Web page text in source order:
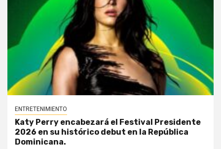
ENTRETENIMIENTO
Katy Perry encabezará el Festival Presidente
2026 en su histórico debut en la República
Dominicana.